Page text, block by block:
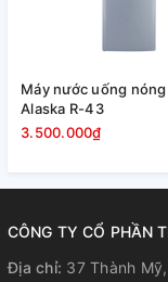
Máy nước uống
Alaska R-43
3.500.000₫
CÔNG TY CỔ PHẦN
Địa chỉ: 37 Thành